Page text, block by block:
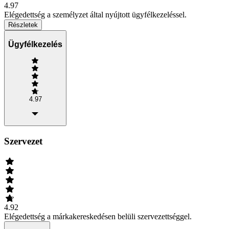
4.97
Elégedettség a személyzet által nyújtott ügyfélkezeléssel.
Részletek
Ügyfélkezelés
4.97
Szervezet
4.92
Elégedettség a márkakereskedésen belüli szervezettséggel.